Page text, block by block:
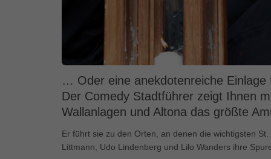
… Oder eine anekdotenreiche Einlage
Der Comedy Stadtführer zeigt Ihnen
Wallanlagen und Altona das größte
Er führt sie zu den Orten, an denen die wichtigsten
Littmann, Udo Lindenberg und Lilo Wanders ihre
Wir
von
(z.
und
Hier